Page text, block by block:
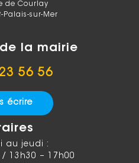
de Courlay
Palais-sur-Mer
la mairie
56 56
écrire
au jeudi :
13h30 – 17h00